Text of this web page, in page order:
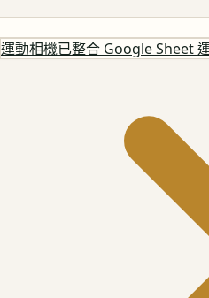
運動相機已整合 Google Sheet